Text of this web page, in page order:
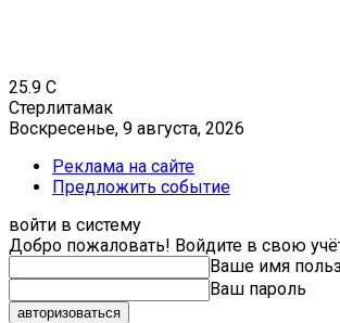
25.9 C
Стерлитамак
Воскресенье, 9 августа, 2026
Реклама на сайте
Предложить событие
войти в систему
Добро пожаловать! Войдите в свою
Ваше имя
Ваш пароль